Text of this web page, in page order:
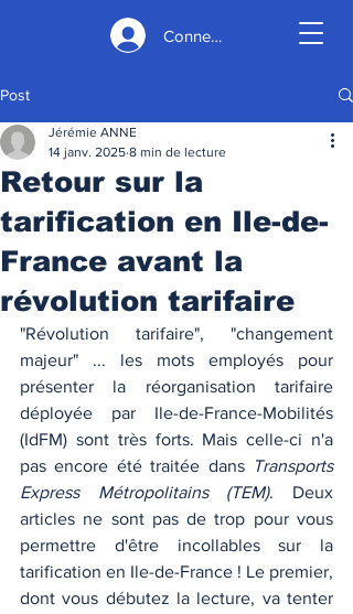
Connexion
Post
Retour sur la
tarification en Ile-de-
France avant la
révolution tarifaire
Jérémie ANNE
14 janv. 2025 8 min de lecture
"Révolution tarifaire", "changement
majeur" ... les mots employés pour
présenter la réorganisation tarifaire
déployée par Ile-de-France-Mobilités
(IdFM) sont très forts. Mais celle-ci n'a
pas encore été traitée dans Transports
Express Métropolitains (TEM). Deux
articles ne sont pas de trop pour vous
permettre d'être incollables sur la
tarification en Ile-de-France ! Le premier,
dont vous débutez la lecture, va tenter